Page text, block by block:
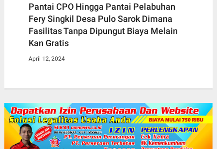
Pantai CPO Hingga Pantai Pelabuhan
Fery Singkil Desa Pulo Sarok Dimana
Fasilitas Tanpa Dipungut Biaya Melain
Kan Gratis
April 12, 2024